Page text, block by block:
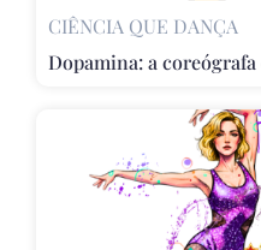
CIÊNCIA QUE DANÇA
Dopamina: a